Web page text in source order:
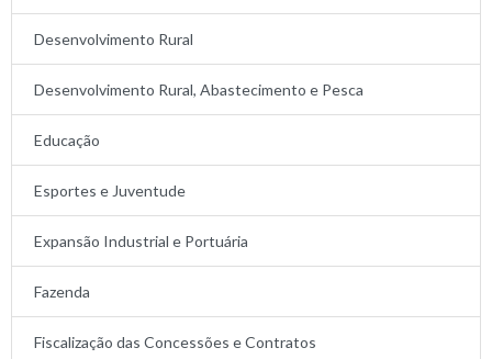
Desenvolvimento Rural
Desenvolvimento Rural, Abastecimento e Pesca
Educação
Esportes e Juventude
Expansão Industrial e Portuária
Fazenda
Fiscalização das Concessões e Contratos